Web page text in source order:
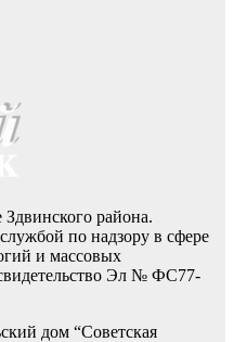
Здвинского района.
по надзору в сфере
и массовых
Эл № ФС77-
дом “Советская